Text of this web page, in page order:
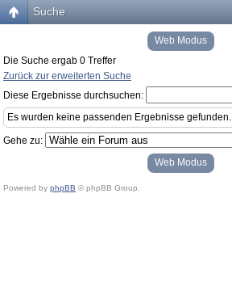
Suche
Web Modus
Die Suche ergab 0 Treffer
Zurück zur erweiterten Suche
Diese Ergebnisse durchsuchen:
Es wurden keine passenden Ergebnisse gefunden.
Gehe zu:
Web Modus
Powered by phpBB © phpBB Group.